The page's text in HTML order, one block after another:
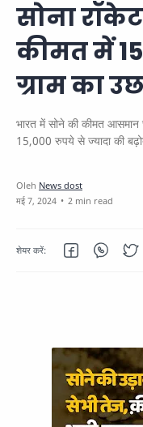
सोना
कीमत में
ग्राम का
भारत में सोने की कीमत आसमान
15,000 रुपये से ज्यादा की
2 min read